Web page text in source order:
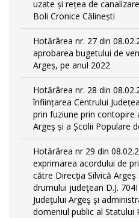
uzate și rețea de
Boli Cronice Călinești
Hotărârea nr. 27 din
aprobarea bugetului de
Argeș, pe anul 2022
Hotărârea nr. 28 din
înființarea Centrului
prin fuziune prin contopire
Argeş și a Școlii Populare
Hotărârea nr 29 din
exprimarea acordului de
către Direcţia Silvică
drumului judeţean D.J.
Judeţului Argeş şi
domeniul public al Statului